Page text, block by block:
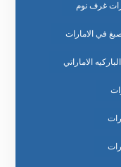
غرف نوم
في الامارات
الاماراتي